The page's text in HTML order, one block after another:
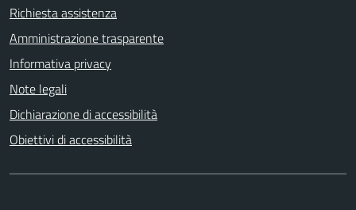
Richiesta assistenza
Amministrazione trasparente
Informativa privacy
Note legali
Dichiarazione di accessibilità
Obiettivi di accessibilità